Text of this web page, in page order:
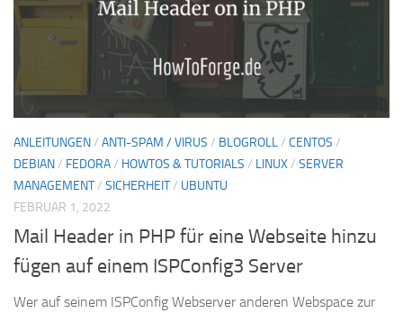
ANLEITUNGEN/ ANTI-SPAM / VIRUS / BLOGROLL/ CENTOS /
DEBIAN/ FEDORA/ HOWTOS & TUTORIALS / LINUX/ SERVER
MANAGEMENT/ SICHERHEIT/ UBUNTU
FEBRUAR 1, 2022
Mail Header in PHP für eine Webseite hinzu
fügen auf einem ISPConfig3 Server
Wer auf seinem ISPConfig Webserver anderen Webspace zur